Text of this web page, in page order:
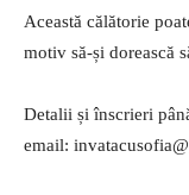
Această călătorie
motiv să-și dorească
Detalii și înscrieri
email: